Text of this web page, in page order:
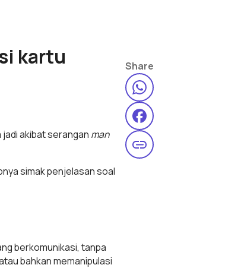
kartu
jadi akibat serangan man
simak penjelasan soal
berkomunikasi, tanpa
bahkan memanipulasi
Share